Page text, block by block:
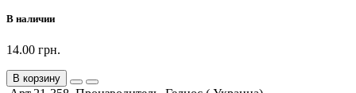
В наличии
14.00 грн.
В корзину